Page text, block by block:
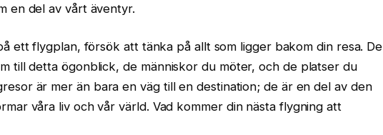
en del av vårt äventyr.
ett flygplan, försök att tänka på allt som ligger bakom din resa. De
till detta ögonblick, de människor du möter, och de platser du
är mer än bara en väg till en destination; de är en del av den
våra liv och vår värld. Vad kommer din nästa flygning att